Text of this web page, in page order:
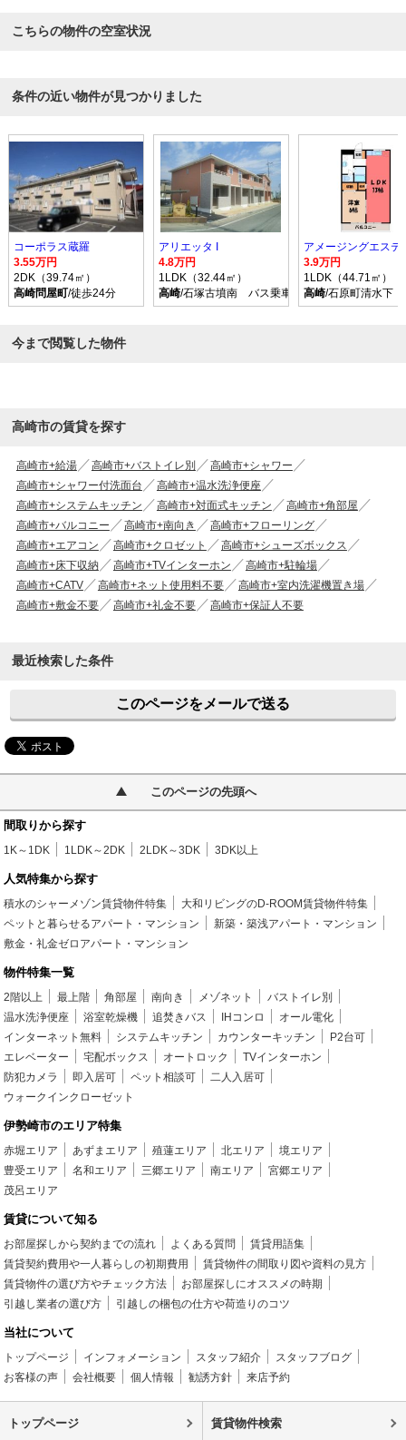
こちらの物件の空室状況
条件の近い物件が見つかりました
コーポラス蔵羅
3.55万円
2DK（39.74㎡）
高崎問屋町/徒歩24分
アリエッタ I
4.8万円
1LDK（32.44㎡）
高崎/石塚古墳南 バス乗車時間22分 停歩12分
3.9万円
1LDK（44.71㎡）
高崎/石原町清水下
今まで閲覧した物件
高崎市の賃貸を探す
高崎市+給湯 高崎市+バストイレ別
高崎市+シャワー
高崎市+シャワー付洗面台
高崎市+温水洗浄便座
高崎市+システムキッチン
高崎市+対面式キッチン
高崎市+角部屋
高崎市+バルコニー
高崎市+南向き
高崎市+フローリング
高崎市+エアコン
高崎市+クロゼット
高崎市+シューズボックス
高崎市+床下収納
高崎市+TVインターホン
高崎市+駐輪場
高崎市+CATV
高崎市+ネット使用料不要
高崎市+室内洗濯機置き場
高崎市+敷金不要
高崎市+礼金不要 高崎市+保証人不要
最近検索した条件
このページをメールで送る
このページの先頭へ
間取りから探す
1K～1DK 1LDK～2DK 2LDK～3DK 3DK以上
人気特集から探す
積水のシャーメゾン賃貸物件特集
大和リビングのD-ROOM賃貸物件特集
ペットと暮らせるアパート・マンション
新築・築浅アパート・マンション
敷金・礼金ゼロアパート・マンション
物件特集一覧
2階以上 最上階 角部屋 南向き メゾネット
バストイレ別
温水洗浄便座
浴室乾燥機 追焚きバス IHコンロ
オール電化
インターネット無料
システムキッチン カウンターキッチン
P2台可
エレベーター
宅配ボックス オートロック
TVインターホン
防犯カメラ
即入居可 ペット相談可
二人入居可
ウォークインクローゼット
伊勢崎市のエリア特集
赤堀エリア あずまエリア 殖蓮エリア 北エリア
境エリア
豊受エリア
名和エリア 三郷エリア 南エリア
宮郷エリア
茂呂エリア
賃貸について知る
お部屋探しから契約までの流れ よくある質問
賃貸用語集
賃貸契約費用や一人暮らしの初期費用
賃貸物件の間取り図や資料の見方
賃貸物件の選び方やチェック方法
お部屋探しにオススメの時期
引越し業者の選び方
引越しの梱包の仕方や荷造りのコツ
当社について
トップページ インフォメーション スタッフ紹介
スタッフブログ
お客様の声
会社概要 個人情報 勧誘方針 来店予約
トップページ 賃貸物件検索